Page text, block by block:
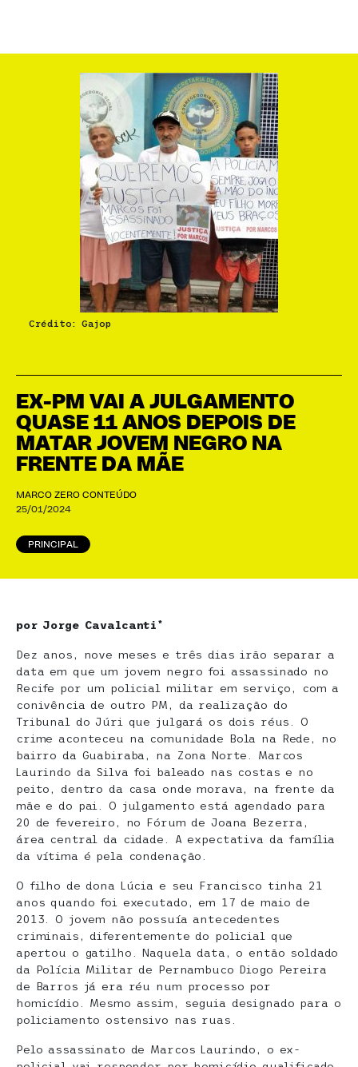
EX-PM VAI A JULGAMENTO
QUASE 11 ANOS DEPOIS DE
MATAR JOVEM NEGRO NA
FRENTE DA MÃE
MARCO ZERO CONTEÚDO
25/01/2024
PRINCIPAL
Crédito: Gajop
por Jorge Cavalcanti*
Dez anos, nove meses e três dias irão separar a
data em que um jovem negro foi assassinado no
Recife por um policial militar em serviço, com a
conivência de outro PM, da realização do
Tribunal do Júri que julgará os dois réus. O
crime aconteceu na comunidade Bola na Rede, no
bairro da Guabiraba, na Zona Norte. Marcos
Laurindo da Silva foi baleado nas costas e no
peito, dentro da casa onde morava, na frente da
mãe e do pai. O julgamento está agendado para
20 de fevereiro, no Fórum de Joana Bezerra,
área central da cidade. A expectativa da família
da vítima é pela condenação.
O filho de dona Lúcia e seu Francisco tinha 21
anos quando foi executado, em 17 de maio de
2013. O jovem não possuía antecedentes
criminais, diferentemente do policial que
apertou o gatilho. Naquela data, o então soldado
da Polícia Militar de Pernambuco Diogo Pereira
de Barros já era réu num processo por
homicídio. Mesmo assim, seguia designado para o
policiamento ostensivo nas ruas.
Pelo assassinato de Marcos Laurindo, o ex-